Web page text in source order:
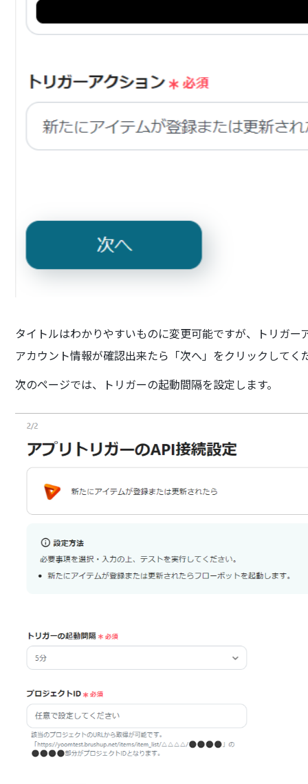
タイトルはわかりやすいものに変更可能ですが、トリガ
アカウント情報が確認出来たら「次へ」をクリックしてく
次のページでは、トリガーの起動間隔を設定します。